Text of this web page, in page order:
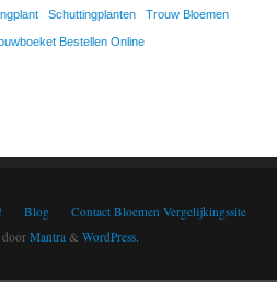
Schuttingplanten Trouw Bloemen
Bestellen Online
Blog
Contact Bloemen Vergelijkingssite
doorMantra& WordPress.